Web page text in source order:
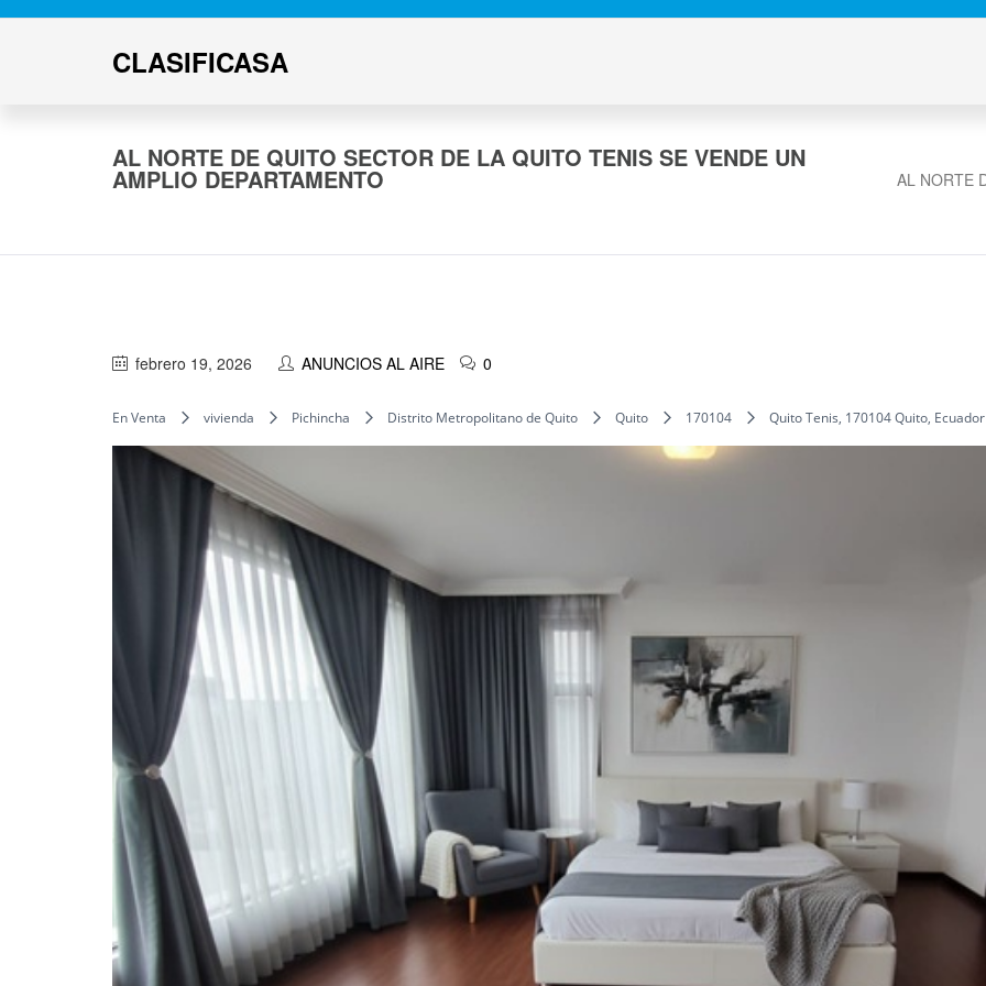
CLASIFICASA
AL NORTE DE QUITO SECTOR DE LA QUITO TENIS SE VENDE UN
AMPLIO DEPARTAMENTO AL NORTE
febrero 19, 2026 ANUNCIOS AL AIRE 0
En Venta vivienda Pichincha Distrito Metropolitano de Quito Quito 170104 Quito Tenis, 170104 Quito, Ecuador